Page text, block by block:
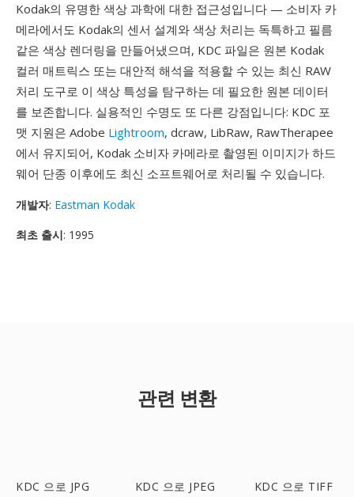
Kodak의 유명한 색상 과학에 대한 접근성입니다 — 소비자 카
메라에서도 Kodak의 센서 설계와 색상 처리는 독특하고 필름
같은 색상 렌더링을 만들어냈으며, KDC 파일은 원본 Kodak
컬러 매트릭스 또는 대안적 해석을 적용할 수 있는 최신 RAW
처리 도구로 이 색상 특성을 탐구하는 데 필요한 원본 데이터
를 보존합니다. 실용적인 수명도 또 다른 강점입니다: KDC 포
맷 지원은 Adobe Lightroom, dcraw, LibRaw, RawTherapee
에서 유지되어, Kodak 소비자 카메라로 촬영된 이미지가 하드
웨어 단종 이후에도 최신 소프트웨어로 처리될 수 있습니다.
개발자: Eastman Kodak
최초 출시: 1995
관련 변환
KDC 으로 JPG KDC 으로 JPEG KDC 으로 TIFF